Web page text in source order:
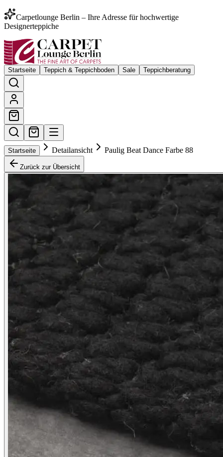
Carpetlounge Berlin – Ihre Adresse für hochwertige
Designerteppiche
Startseite Teppich & Teppichboden Sale Teppichberatung
Startseite Detailansicht Paulig Beat Dance Farbe 88
Zurück zur Übersicht